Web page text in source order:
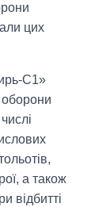
цих
С1»
оборони
а також
відбитті